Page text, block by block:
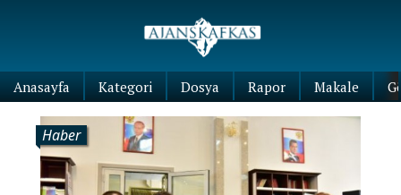
Anasayfa Kategori Dosya Rapor Makale
Haber